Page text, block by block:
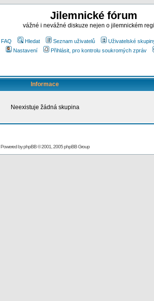
Jilemnické fórum
vážné i nevážné diskuze nejen o jilemnickém
FAQ Hledat Seznam uživatelů Uživatelské
Nastavení
Přihlásit, pro kontrolu soukromých zpráv
Informace
Neexistuje žádná skupina
Powered byphpBB© 2001, 2005 phpBB Group